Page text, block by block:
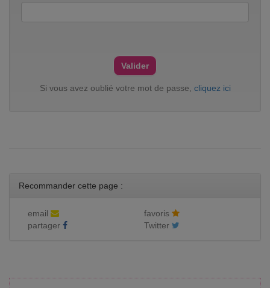
Si vous avez oublié votre mot de passe, cliquez ici
Recommander cette page :
email
favoris
partager
Twitter